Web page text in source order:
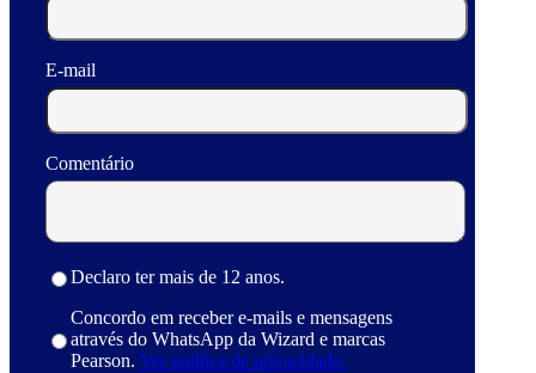
E-mail
Comentário
Declaro ter mais de 12 anos.
Concordo em receber e-mails e mensagens
através do WhatsApp da Wizard e marcas
Pearson. Ver política de privacidade.